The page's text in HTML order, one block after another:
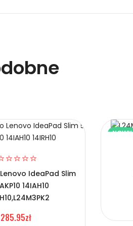
IdeaPad Slim
14IAH10
285.95zł
NOWY